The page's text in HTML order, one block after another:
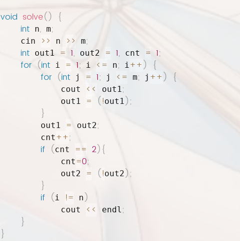
void solve() {
int n, m;
    cin
>> n >> m;
int out1 = 1, out2 = 1, cnt = 1;
for (int i = 1; i <= n; i++) {
for (int j = 1; j <= m; j ++) {
            cout
<< out1;
            out1
= (!out1 );
}
        out1
= out2;
        cnt
++;
if (cnt == 2){
            cnt
=0;
            out2
= (!out2 );
}
if (i != n )
            cout
<< endl ;
}
}